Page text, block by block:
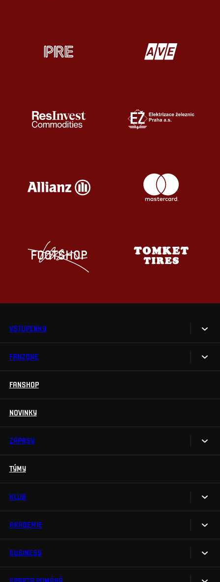
VSTUPENKY
Vstupenky
Handicapovaní fanoušci
FANZONE
Sparta UNLIMITED.
Televizní aplikace
Na Spartu do Betano Zone
Fan Club Sparta
eSports
Maskot Rudy
FANSHOP
NOVINKY
ZÁPASY
TÝMY
KLUB
My jsme Sparta
AKADEMIE
O akademii
BUSINESS